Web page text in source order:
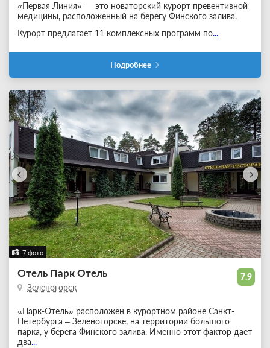
«Первая Линия» — это новаторский курорт превентивной
медицины, расположенный на берегу Финского залива.
Курорт предлагает 11 комплексных программ по...
Подробнее
7 фото
7.9
Отель Парк Отель
Зеленогорск
«Парк-Отель» расположен в курортном районе Санкт-
Петербурга – Зеленогорске, на территории большого
парка, у берега Финского залива. Именно этот фактор дает
два...